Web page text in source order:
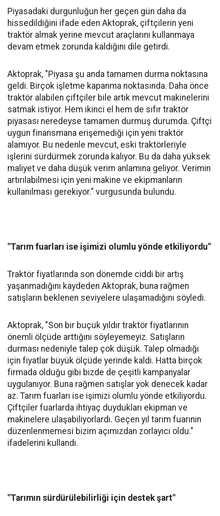
Piyasadaki durgunluğun her geçen gün daha da
hissedildiğini ifade eden Aktoprak, çiftçilerin yeni
traktör almak yerine mevcut araçlarını kullanmaya
devam etmek zorunda kaldığını dile getirdi.
Aktoprak, "Piyasa şu anda tamamen durma noktasına
geldi. Birçok işletme kapanma noktasında. Daha önce
traktör alabilen çiftçiler bile artık mevcut makinelerini
satmak istiyor. Hem ikinci el hem de sıfır traktör
piyasası neredeyse tamamen durmuş durumda. Çiftçi
uygun finansmana erişemediği için yeni traktör
alamıyor. Bu nedenle mevcut, eski traktörleriyle
işlerini sürdürmek zorunda kalıyor. Bu da daha yüksek
maliyet ve daha düşük verim anlamına geliyor. Verimin
artırılabilmesi için yeni makine ve ekipmanların
kullanılması gerekiyor." vurgusunda bulundu.
"Tarım fuarları ise işimizi olumlu yönde etkiliyordu"
Traktör fiyatlarında son dönemde ciddi bir artış
yaşanmadığını kaydeden Aktoprak, buna rağmen
satışların beklenen seviyelere ulaşamadığını söyledi.
Aktoprak, "Son bir buçuk yıldır traktör fiyatlarının
önemli ölçüde arttığını söyleyemeyiz. Satışların
durması nedeniyle talep çok düşük. Talep olmadığı
için fiyatlar büyük ölçüde yerinde kaldı. Hatta birçok
firmada olduğu gibi bizde de çeşitli kampanyalar
uygulanıyor. Buna rağmen satışlar yok denecek kadar
az. Tarım fuarları ise işimizi olumlu yönde etkiliyordu.
Çiftçiler fuarlarda ihtiyaç duydukları ekipman ve
makinelere ulaşabiliyorlardı. Geçen yıl tarım fuarının
düzenlenmemesi bizim açımızdan zorlayıcı oldu."
ifadelerini kullandı.
"Tarımın sürdürülebilirliği için destek şart"